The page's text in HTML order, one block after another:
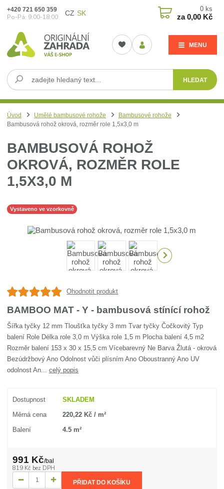
CZ SK
MENU
HLEDAT
+420 721 650 359
Po-Pá: 9:00-18:00
0 ks
za0,00 Kč
Úvod Umělé bambusové rohože
Bambusové rohože
Bambusová rohož okrová, rozměr role 1,5x3,0 m
BAMBUSOVÁ ROHOŽ
OKROVÁ, ROZMĚR ROLE
1,5X3,0 M
Vystaveno ve vzorkovně
Ohodnotit produkt
BAMBOO MAT - Y - bambusová stínící rohož
Šířka tyčky 12 mm Tloušťka tyčky 3 mm Tvar tyčky Čočkovitý Typ
balení Role Délka role 3,0 m Výška role 1,5 m Plocha balení 4,5 m2
Rozměr balení 153 x 30 x 15,5 cm Vícebarevný Ne Barva Žlutá - okrová
Bezúdržbový Ano Odolnost vůči plísním Ano Oboustranný Ano UV
odolnost An...celý popis
Dostupnost SKLADEM
Měrná cena 220,22 Kč / m²
Balení 4.5 m²
991 Kč/bal
819 Kč bez DPH
PŘIDAT DO KOŠÍKU